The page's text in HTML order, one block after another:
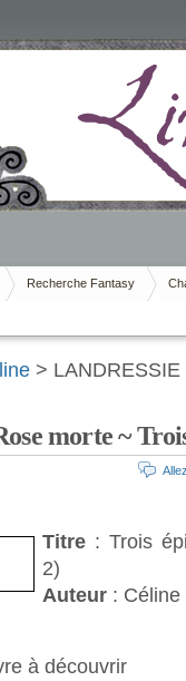
Recherche Fantasy
>
morte ~
Titre : Trois
2)
Auteur :
à découvrir